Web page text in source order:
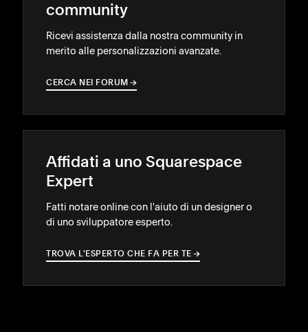
community
Ricevi assistenza dalla nostra community in
merito alle personalizzazioni avanzate.
CERCA NEI FORUM →
→
Affidati a uno Squarespace
Expert
Fatti notare online con l'aiuto di un designer o
di uno sviluppatore esperto.
TROVA L'ESPERTO CHE FA PER TE →
→